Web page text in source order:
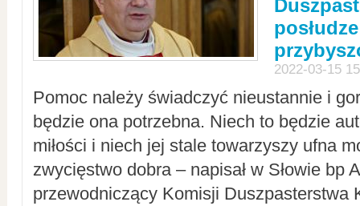
2022-03-15
Pomoc należy świadczyć nieustannie i
będzie ona potrzebna. Niech to będzie
miłości i niech jej stale towarzyszy ufna
zwycięstwo dobra – napisał w Słowie bp
przewodniczący Komisji Duszpasterstwa